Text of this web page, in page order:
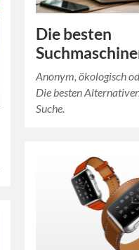
Die besten
Anonym, ökologisch
Die besten
Suche.